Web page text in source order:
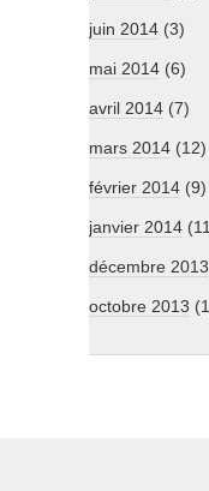
juin 2014 (3)
mai 2014 (6)
avril 2014 (7)
mars 2014 (12)
février 2014 (9)
janvier 2014
décembre 2013
octobre 2013